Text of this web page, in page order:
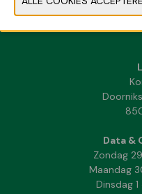
Pers-
Data &
Zondag
Maandag
Dinsdag